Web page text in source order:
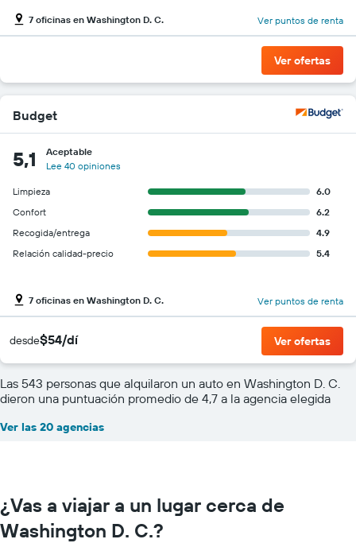
7 oficinas en Washington D. C. Ver puntos de renta
Ver ofertas
Budget
5,1
Aceptable
Lee 40 opiniones
Limpieza
6.0
Confort
6.2
Recogida/entrega
4.9
Relación calidad-precio
5.4
7 oficinas en Washington D. C. Ver puntos de renta
desde$54/dí Ver ofertas
Las 543 personas que alquilaron un auto en Washington D. C.
dieron una puntuación promedio de 4,7 a la agencia elegida
Ver las 20 agencias
¿Vas a viajar a un lugar cerca de
Washington D. C.?